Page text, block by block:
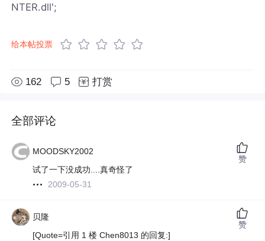
NTER.dll';
给本帖投票
162 5 打赏
全部评论
MOODSKY2002
试了一下没成功....真奇怪了
2009-05-31
赞
贝隆
[Quote=引用 1 楼 Chen8013 的回复:]
赞